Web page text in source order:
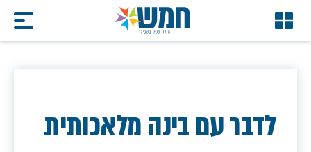
לדבר עם בינה מלאכותית